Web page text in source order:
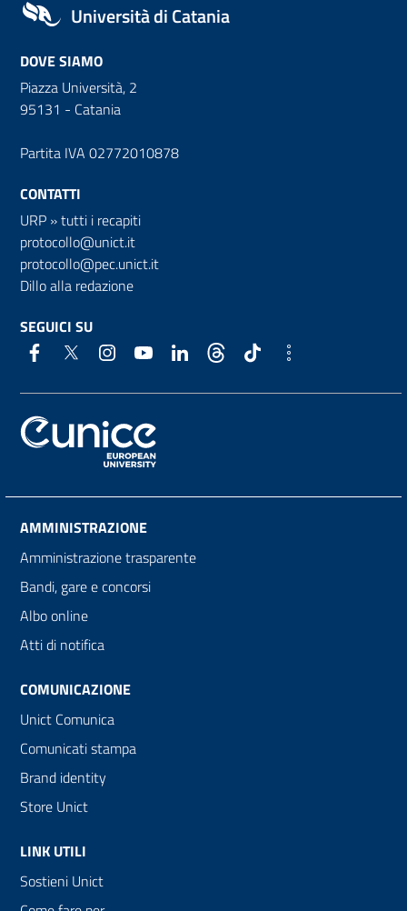
Università di Catania
DOVE SIAMO
Piazza Università, 2
95131 - Catania
Partita IVA 02772010878
CONTATTI
URP »tutti i recapiti
protocollo@unict.it
protocollo@pec.unict.it
Dillo alla redazione
SEGUICI SU
AMMINISTRAZIONE
Amministrazione trasparente
Bandi, gare e concorsi
Albo online
Atti di notifica
COMUNICAZIONE
Unict Comunica
Comunicati stampa
Brand identity
Store Unict
LINK UTILI
Sostieni Unict